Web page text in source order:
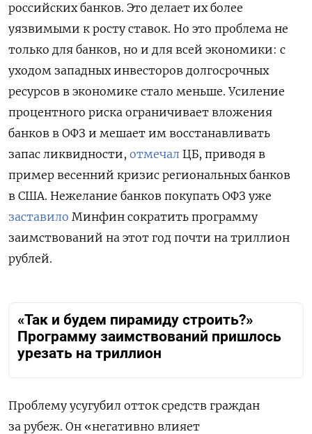
российских банков. Это делает их более
уязвимыми к росту ставок. Но это проблема не
только для банков, но и для всей экономики: с
уходом западных инвесторов долгосрочных
ресурсов в экономике стало меньше. Усиление
процентного риска ограничивает вложения
банков в ОФЗ и мешает им восстанавливать
запас ликвидности, отмечал ЦБ, приводя в
пример весенний кризис региональных банков
в США. Нежелание банков покупать ОФЗ уже
заставило Минфин сократить программу
заимствований на этот год почти на триллион
рублей.
«Так и будем пирамиду строить?»
Программу заимствований пришлось
урезать на триллион
Проблему усугубил отток средств граждан
за рубеж. Он «негативно влияет